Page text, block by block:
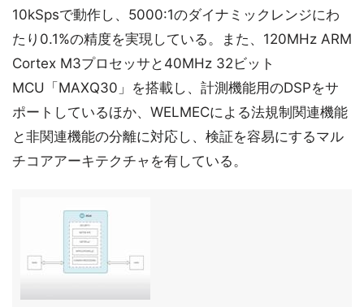
10kSpsで動作し、5000:1のダイナミックレンジにわ
たり0.1%の精度を実現している。また、120MHz ARM
Cortex M3プロセッサと40MHz 32ビット
MCU「MAXQ30」を搭載し、計測機能用のDSPをサ
ポートしているほか、WELMECによる法規制関連機能
と非関連機能の分離に対応し、検証を容易にするマル
チコアアーキテクチャを有している。